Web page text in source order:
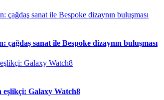
sanat ile Bespoke dizaynın buluşması
Galaxy Watch8